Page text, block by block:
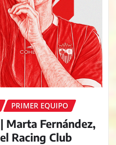
PRIMER EQUIPO
Marta Fernández,
Racing Club